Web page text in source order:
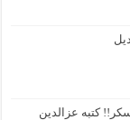
كتبه عزالدين